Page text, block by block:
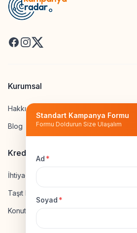
Standart Kampanya Formu
Formu Doldurun Size Ulaşalım
Ad *
Soyad *
Facebook
Instagram
X
Kurumsal
Hakkımızda
Blog
Kredi Hesapla
İhtiyaç Kredisi Hesapla
Taşıt Kredisi Hesapla
Konut Kredisi Hesapla